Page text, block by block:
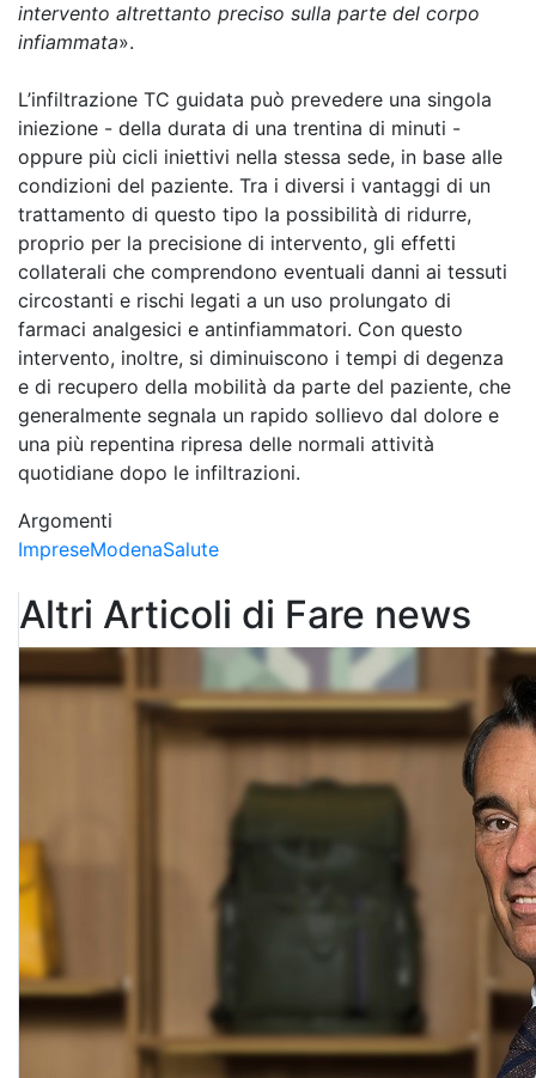
intervento altrettanto preciso sulla parte del corpo
infiammata».
L’infiltrazione TC guidata può prevedere una singola
iniezione - della durata di una trentina di minuti -
oppure più cicli iniettivi nella stessa sede, in base alle
condizioni del paziente. Tra i diversi i vantaggi di un
trattamento di questo tipo la possibilità di ridurre,
proprio per la precisione di intervento, gli effetti
collaterali che comprendono eventuali danni ai tessuti
circostanti e rischi legati a un uso prolungato di
farmaci analgesici e antinfiammatori. Con questo
intervento, inoltre, si diminuiscono i tempi di degenza
e di recupero della mobilità da parte del paziente, che
generalmente segnala un rapido sollievo dal dolore e
una più repentina ripresa delle normali attività
quotidiane dopo le infiltrazioni.
Argomenti
ImpreseModenaSalute
Altri Articoli di Fare news